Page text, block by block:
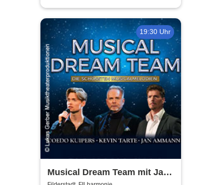
19:30 Uhr
Musical Dream Team mit Jan